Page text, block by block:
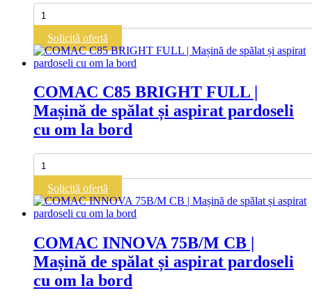
om
bord
Cantitate
COMAC
C85
BRIGHT
|
Mașină
spălat
și
aspirat
pardoseli
om
bord
Solicită ofertă
COMAC C85 BRIGHT FULL |
Mașină de spălat și aspirat pardoseli
cu om la bord
Cantitate
COMAC
C85
BRIGHT
FULL
|
de
spălat
și
aspirat
Solicită ofertă
COMAC INNOVA 75B/M CB |
Mașină de spălat și aspirat pardoseli
cu om la bord